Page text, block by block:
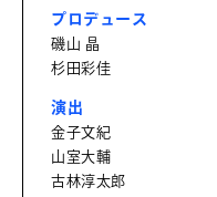
プロデュース
磯山 晶
杉田彩佳
演出
金子文紀
山室大輔
古林淳太郎